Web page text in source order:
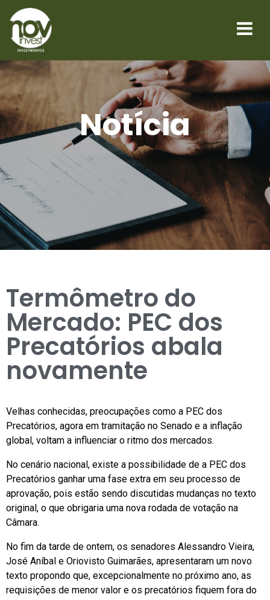
Notícia
Termômetro do
Mercado: PEC dos
Precatórios abala
novamente
Velhas conhecidas, preocupações como a PEC dos
Precatórios, agora em tramitação no Senado e a inflação
global, voltam a influenciar o ritmo dos mercados.
No cenário nacional, existe a possibilidade de a PEC dos
Precatórios ganhar uma fase extra em seu processo de
aprovação, pois estão sendo discutidas mudanças no texto
original, o que obrigaria uma nova rodada de votação na
Câmara.
No fim da tarde de ontem, os senadores Alessandro Vieira,
José Aníbal e Oriovisto Guimarães, apresentaram um novo
texto propondo que, excepcionalmente no próximo ano, as
requisições de menor valor e os precatórios fiquem fora do